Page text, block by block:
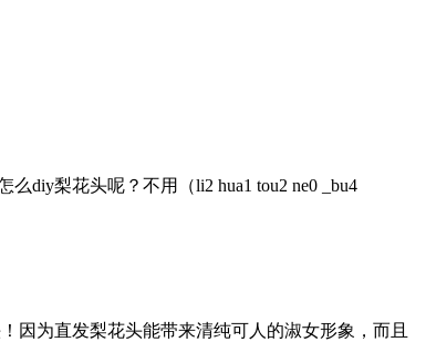
diy梨花头呢？不用（li2 hua1 tou2 ne0 _bu4
因为直发梨花头能带来清纯可人的淑女形象，而且